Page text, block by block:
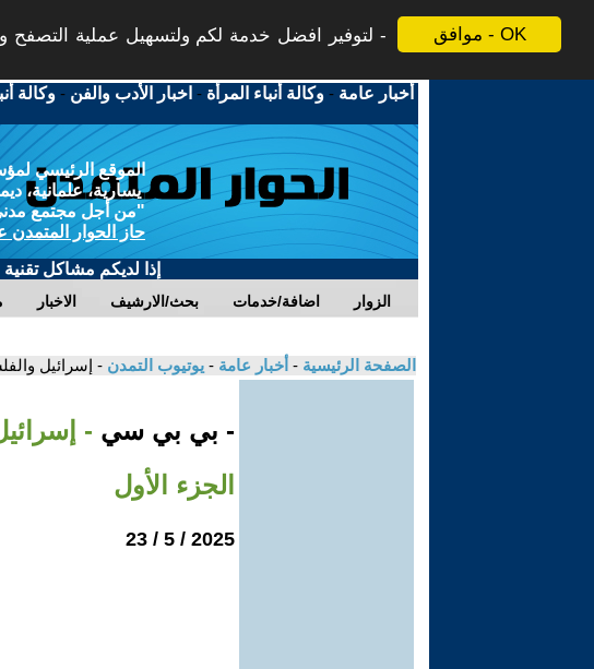
موافق - OK
لتوفير افضل خدمة لكم ولتسهيل عملية التصفح
أخبار عامة -وكالة أنباء المرأة - اخبار الأدب والفن -وكالة
الموقع الرئيسي
يسارية، علمانية،
"من أجل مجتمع مدني
حاز الحوار المتمدن
إذا لديكم مشاكل
الاخبار بحث/الارشيف اضافة/خدمات الزوار
الصفحة الرئيسية - أخبار عامة - يوتيوب التمدن - إسرائيل
- بي بي سي -
الجزء الأول
2025 / 5 / 23